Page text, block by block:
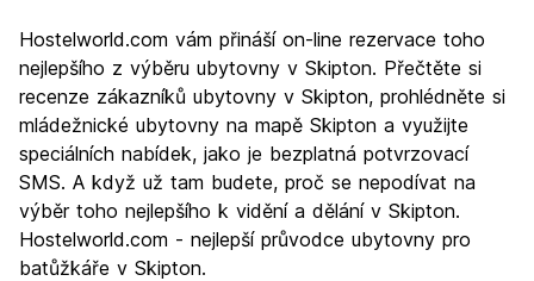
Hostelworld.com vám přináší on-line rezervace toho
nejlepšího z výběru ubytovny v Skipton. Přečtěte si
recenze zákazníků ubytovny v Skipton, prohlédněte si
mládežnické ubytovny na mapě Skipton a využijte
speciálních nabídek, jako je bezplatná potvrzovací
SMS. A když už tam budete, proč se nepodívat na
výběr toho nejlepšího k vidění a dělání v Skipton.
Hostelworld.com - nejlepší průvodce ubytovny pro
batůžkáře v Skipton.